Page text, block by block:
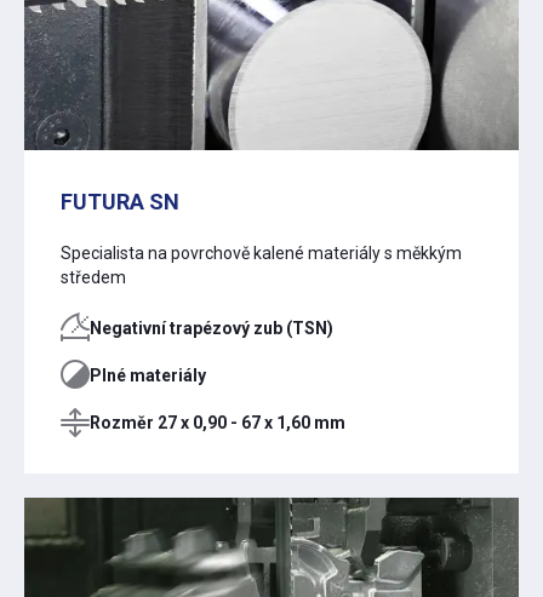
FUTURA SN
Specialista na povrchově kalené materiály s měkkým
středem
Negativní trapézový zub (TSN)
Plné materiály
Rozměr 27 x 0,90 - 67 x 1,60 mm